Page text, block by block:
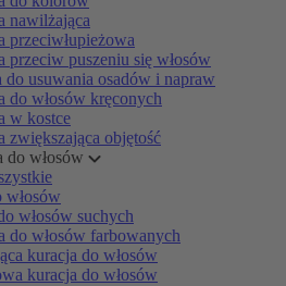
nawilżająca
przeciwłupieżowa
przeciw puszeniu się włosów
do usuwania osadów i napraw
do włosów kręconych
w kostce
zwiększająca objętość
do włosów
włosów
włosów suchych
do włosów farbowanych
kuracja do włosów
kuracja do włosów